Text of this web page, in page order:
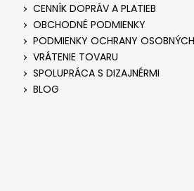
CENNÍK DOPRÁV A PLATIEB
OBCHODNÉ PODMIENKY
PODMIENKY OCHRANY
VRÁTENIE TOVARU
SPOLUPRÁCA S DIZAJNÉRMI
BLOG